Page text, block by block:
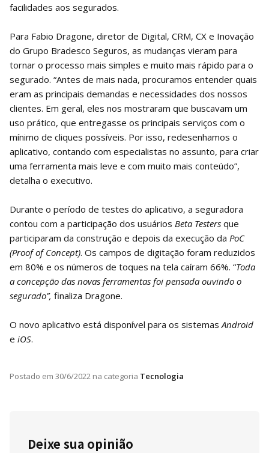
facilidades aos segurados.
Para Fabio Dragone, diretor de Digital, CRM, CX e Inovação
do Grupo Bradesco Seguros, as mudanças vieram para
tornar o processo mais simples e muito mais rápido para o
segurado. “Antes de mais nada, procuramos entender quais
eram as principais demandas e necessidades dos nossos
clientes. Em geral, eles nos mostraram que buscavam um
uso prático, que entregasse os principais serviços com o
mínimo de cliques possíveis. Por isso, redesenhamos o
aplicativo, contando com especialistas no assunto, para criar
uma ferramenta mais leve e com muito mais conteúdo”,
detalha o executivo.
Durante o período de testes do aplicativo, a seguradora
contou com a participação dos usuários Beta Testers que
participaram da construção e depois da execução da PoC
(Proof of Concept). Os campos de digitação foram reduzidos
em 80% e os números de toques na tela caíram 66%. “Toda
a concepção das novas ferramentas foi pensada ouvindo o
segurado”, finaliza Dragone.
O novo aplicativo está disponível para os sistemas Android
e iOS.
Postado em 30/6/2022 na categoria Tecnologia
Deixe sua opinião